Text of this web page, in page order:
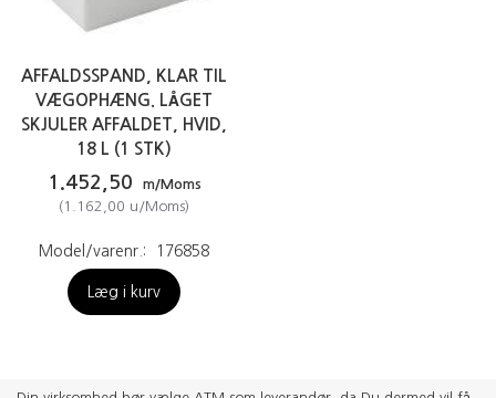
AFFALDSSPAND, KLAR TIL
VÆGOPHÆNG. LÅGET
SKJULER AFFALDET, HVID,
18 L (1 STK)
1.452,50
m/Moms
( 1.162,00 u/Moms)
Model/varenr.: 176858
Læg i kurv